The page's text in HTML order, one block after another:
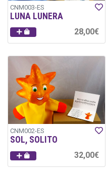
CNM003-ES
LUNA LUNERA
28,00€
CNM002-ES
SOL, SOLITO
32,00€